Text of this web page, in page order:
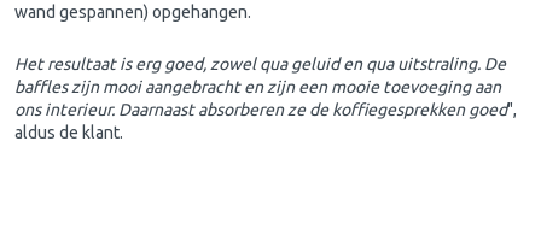
wand gespannen) opgehangen.
Het resultaat is erg goed, zowel qua geluid en qua uitstraling. De
baffles zijn mooi aangebracht en zijn een mooie toevoeging aan
ons interieur. Daarnaast absorberen ze de koffiegesprekken goed",
aldus de klant.